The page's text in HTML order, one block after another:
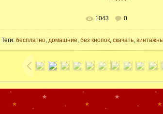
1043 0
| Теги: бесплатно, домашние, без кнопок, скачать,